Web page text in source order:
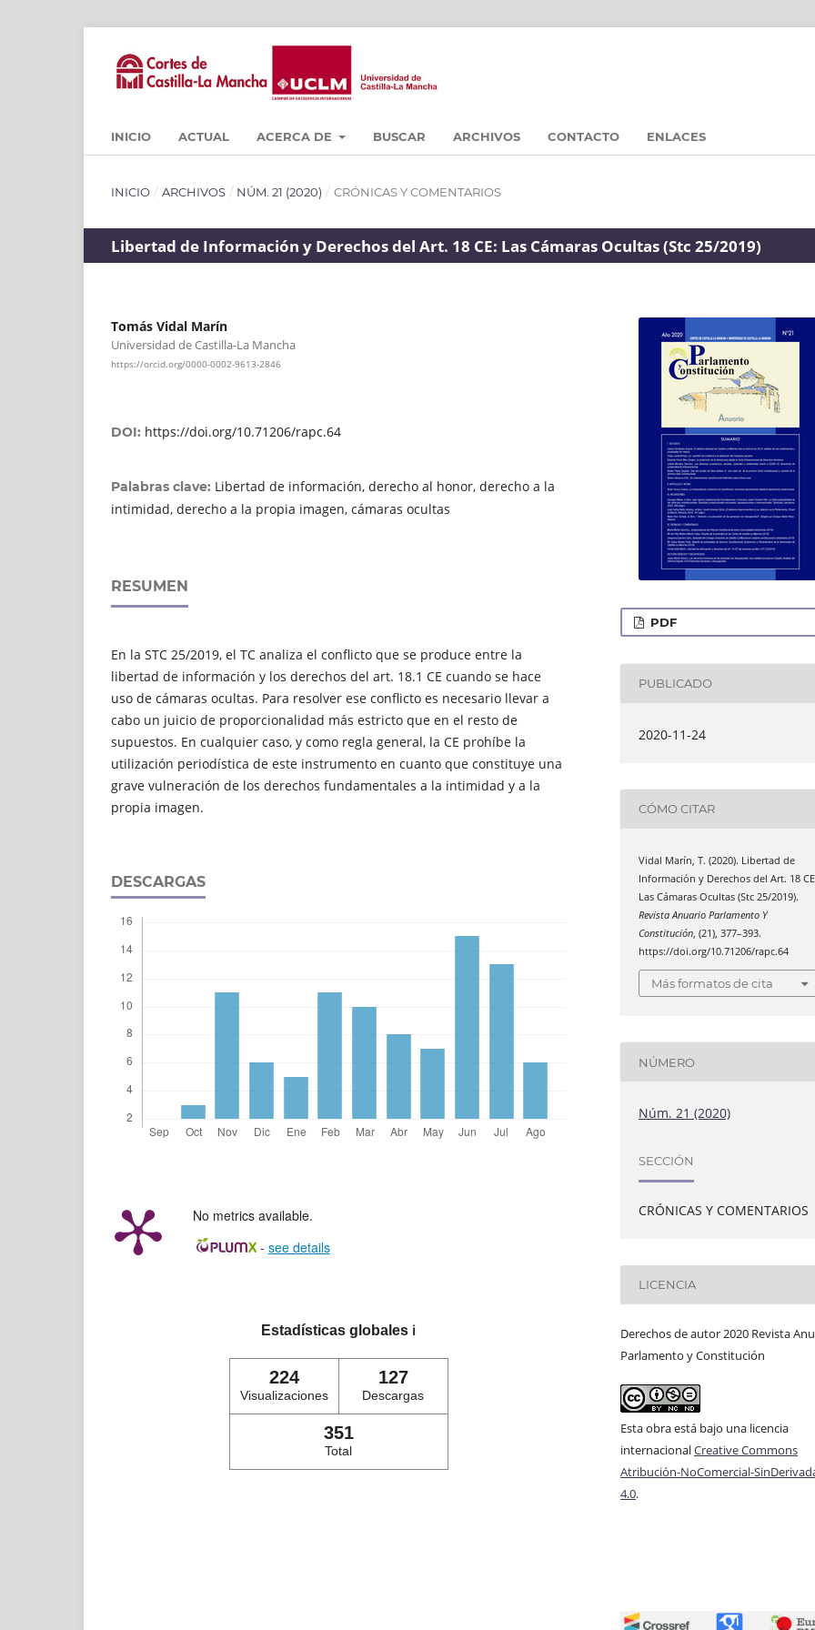
INICIO ACTUAL ACERCA DE BUSCAR ARCHIVOS CONTACTO ENLACES
INICIO / ARCHIVOS / NÚM. 21 (2020) / CRÓNICAS Y COMENTARIOS
Libertad de Información y Derechos del Art. 18 CE: Las Cámaras Ocultas (Stc 25/2019)
Tomás Vidal Marín
Universidad de Castilla-La Mancha
https://orcid.org/0000-0002-9613-2846
DOI: https://doi.org/10.71206/rapc.64
Palabras clave: Libertad de información, derecho al honor, derecho a la
intimidad, derecho a la propia imagen, cámaras ocultas
RESUMEN
En la STC 25/2019, el TC analiza el conflicto que se produce entre la
libertad de información y los derechos del art. 18.1 CE cuando se hace
uso de cámaras ocultas. Para resolver ese conflicto es necesario llevar a
cabo un juicio de proporcionalidad más estricto que en el resto de
supuestos. En cualquier caso, y como regla general, la CE prohíbe la
utilización periodística de este instrumento en cuanto que constituye una
grave vulneración de los derechos fundamentales a la intimidad y a la
propia imagen.
DESCARGAS
No metrics available.
- see details
Estadísticas globales ℹ️
224
Visualizaciones
127
Descargas
351
Total
PDF
PUBLICADO
2020-11-24
CÓMO CITAR
Vidal Marín, T. (2020). Libertad de
Información y Derechos del Art. 18
Las Cámaras Ocultas (Stc 25/2019).
Revista Anuario Parlamento Y
Constitución, (21), 377–393.
https://doi.org/10.71206/rapc.64
Más formatos de cita
NÚMERO
Núm. 21 (2020)
SECCIÓN
CRÓNICAS Y COMENTARIOS
LICENCIA
Derechos de autor 2020 Revista
Parlamento y Constitución
Esta obra está bajo una licencia
internacionalCreative Commons
Atribución-NoComercial-
4.0.